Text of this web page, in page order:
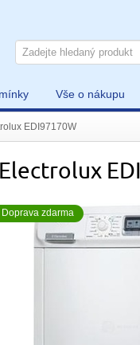
Vše o nákupu
EDI97170W
Electrolux
Doprava zdarma